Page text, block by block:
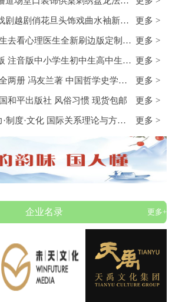
戏服装女花旦京剧戏剧越剧俏花旦头饰戏曲水袖新款黄梅戏服演出服 更多 >
西西弗书店 蛤蟆先生去看心理医生全新刷边版定制书特装书收藏书蛤蟆先生去看心理医生(纪念版) 白边版本 心理学入门 零基础心理学 更多 >
诗经全集原著完整版 注音版中小学生初中生高中生成人无删减305首诗经楚辞详解版拼音注析 中华藏书局译注解析鉴赏古诗词诠译书 更多 >
当当网 中国哲学史全两册 冯友兰著 中国哲学史学科的奠基之作 附录《中国哲学小史》 冯友兰之女宗璞首肯 正版书籍 更多 >
和平出版社 风俗习惯 现货包邮 更多 >
正版9成新图书|权力·制度·文化 国际关系理论与方法研究文集(第 更多 >
企业名录 更多+